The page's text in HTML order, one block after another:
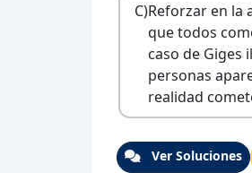
C)Reforzar en la
que todos
caso de Giges
personas
realidad
Ver Soluciones